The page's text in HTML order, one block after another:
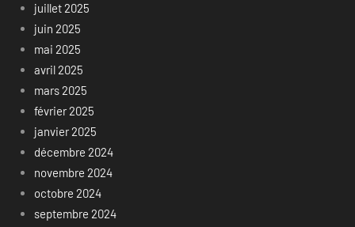
juillet 2025
juin 2025
mai 2025
avril 2025
mars 2025
février 2025
janvier 2025
décembre 2024
novembre 2024
octobre 2024
septembre 2024